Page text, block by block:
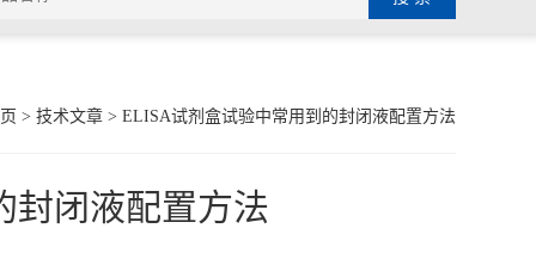
> 技术文章> ELISA试剂盒试验中常用到的封闭液配置方法
封闭液配置方法